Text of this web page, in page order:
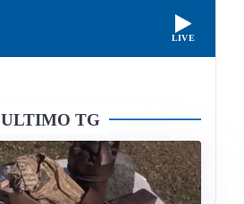
LIVE
ULTIMO TG